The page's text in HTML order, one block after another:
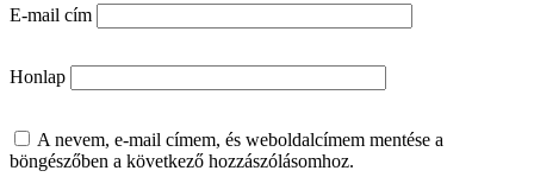
E-mail cím
Honlap
A nevem, e-mail címem, és weboldalcímem mentése a
böngészőben a következő hozzászólásomhoz.